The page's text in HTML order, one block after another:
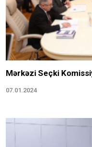
Mərkəzi Seçki
07.01.2024